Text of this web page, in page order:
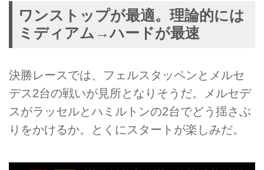
ワンストップが最適。理論的には
ミディアム→ハードが最速
決勝レースでは、フェルスタッペンとメルセ
デス2台の戦いが見所となりそうだ。メルセデ
スがラッセルとハミルトンの2台でどう揺さぶ
りをかけるか。とくにスタートが楽しみだ。